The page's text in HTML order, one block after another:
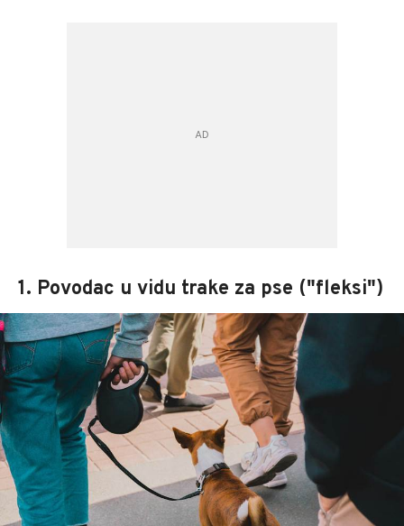
1. Povodac u vidu trake za pse ("fleksi")